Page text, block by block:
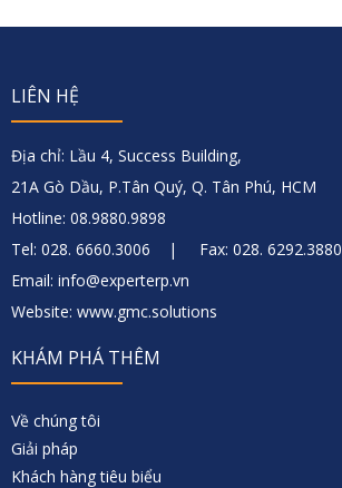
LIÊN HỆ
Địa chỉ: Lầu 4, Success Building,
21A Gò Dầu, P.Tân Quý, Q. Tân Phú, HCM
Hotline: 08.9880.9898
Tel: 028. 6660.3006 | Fax: 028. 6292.3880
Email: info@experterp.vn
Website: www.gmc.solutions
KHÁM PHÁ THÊM
Về chúng tôi
Giải pháp
Khách hàng tiêu biểu